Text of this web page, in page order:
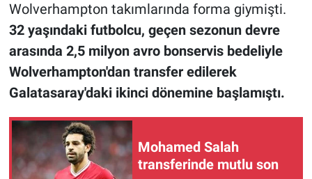
Wolverhampton takımlarında forma giymişti.
32 yaşındaki futbolcu, geçen sezonun devre
arasında 2,5 milyon avro bonservis bedeliyle
Wolverhampton'dan transfer edilerek
Galatasaray'daki ikinci dönemine başlamıştı.
Mohamed Salah
transferinde mutlu son